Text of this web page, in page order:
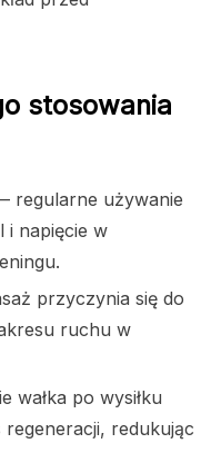
stosowania
regularne używanie
i napięcie w
przyczynia się do
ruchu w
wałka po wysiłku
redukując